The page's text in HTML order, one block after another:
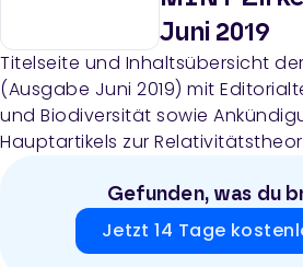
Thomas Jahre,
Kirchner, Dr.
Peter
Dr. Stefan
Marmé, Prof. Dr.
Christoph
Alexander
Jörg Schmidt
Dr. Sergej
Juni 2019
Titelseite und Inhaltsübersicht
(Ausgabe Juni 2019) mit
und Biodiversität sowie
Hauptartikels zur
Gefunden, was du
Jetzt 14 Tage